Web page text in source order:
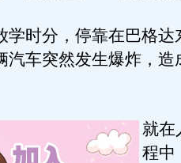
时分，停靠在巴格达
汽车突然发生爆炸，造
就在
程中